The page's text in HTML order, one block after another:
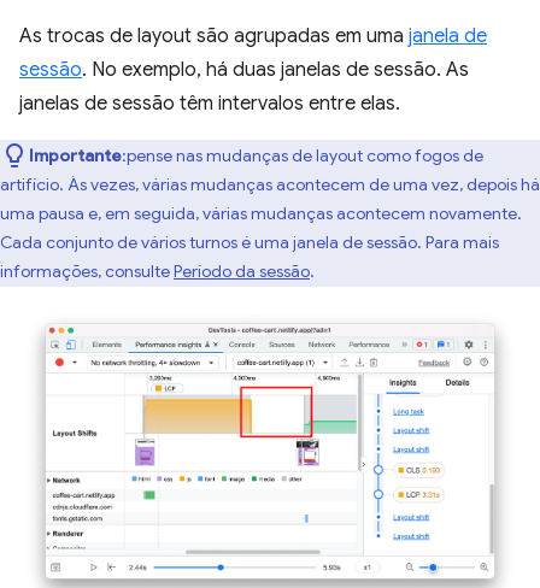
As trocas de layout são agrupadas em uma janela de
sessão. No exemplo, há duas janelas de sessão. As
janelas de sessão têm intervalos entre elas.
Importante:pense nas mudanças de layout como fogos de
artifício. Às vezes, várias mudanças acontecem de uma vez, depois há
uma pausa e, em seguida, várias mudanças acontecem novamente.
Cada conjunto de vários turnos é uma janela de sessão. Para mais
informações, consultePeríodo da sessão.